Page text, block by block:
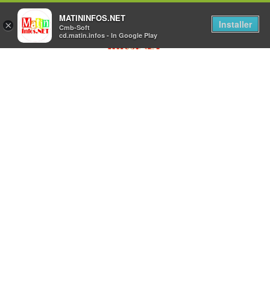
×
MATININFOS.NET
Cmb-Soft
cd.matin.infos - In Google Play
Installer